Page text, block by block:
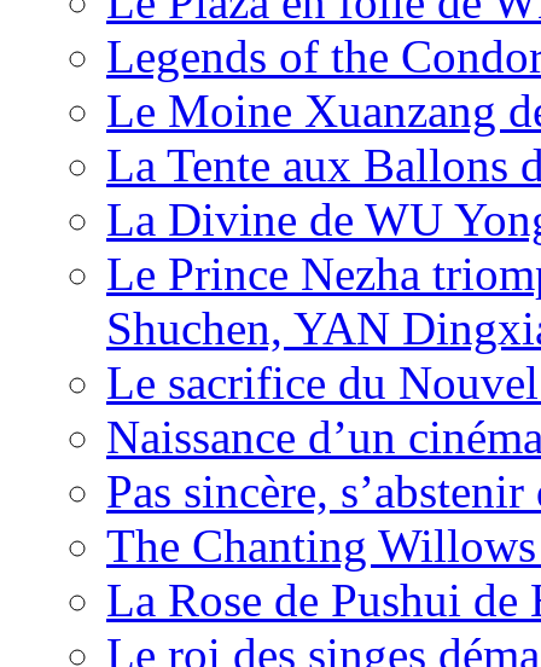
Legends of the
Le Moine Xuanzang
La Tente aux Ballons
La Divine de WU
Le Prince Nezha
Shuchen, YAN
Le sacrifice du
Naissance d’un
Pas sincère,
The Chanting
La Rose de Pushui de
Le roi des singes